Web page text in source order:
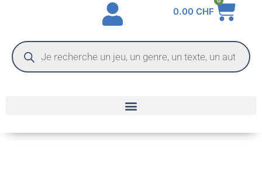
0.00 CHF